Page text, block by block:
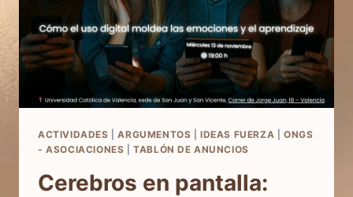
ACTIVIDADES |ARGUMENTOS |IDEAS FUERZA |ONGS
- ASOCIACIONES |TABLÓN DE ANUNCIOS
Cerebros en pantalla: